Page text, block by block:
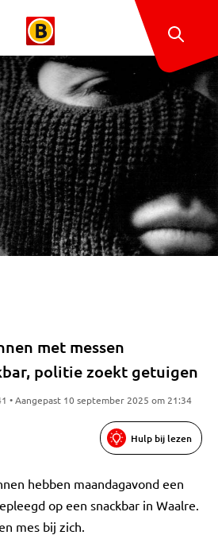
met messen
politie zoekt getuigen
• Aangepast 10 september 2025 om 21:34
Hulp bij lezen
hebben maandagavond een
op een snackbar in Waalre.
mes bij zich.